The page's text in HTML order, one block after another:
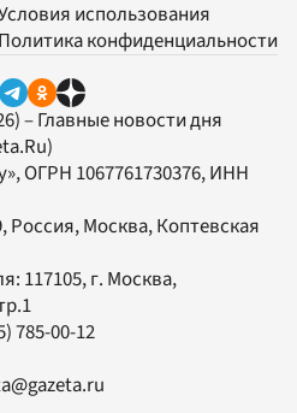
использования
Политика конфиденциальности
– Главные новости дня
, ОГРН 1067761730376, ИНН
Россия, Москва, Коптевская
117105, г. Москва,
785-00-12